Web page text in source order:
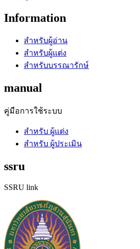
Information
สำหรับผู้อ่าน
สำหรับผู้แต่ง
สำหรับบรรณารักษ์
manual
คู่มือการใช้ระบบ
สำหรับ ผู้แต่ง
สำหรับ ผู้ประเมิน
ssru
SSRU link